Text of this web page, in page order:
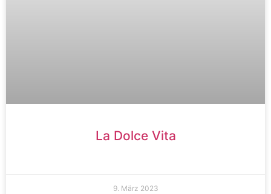
La Dolce Vita
9. März 2023